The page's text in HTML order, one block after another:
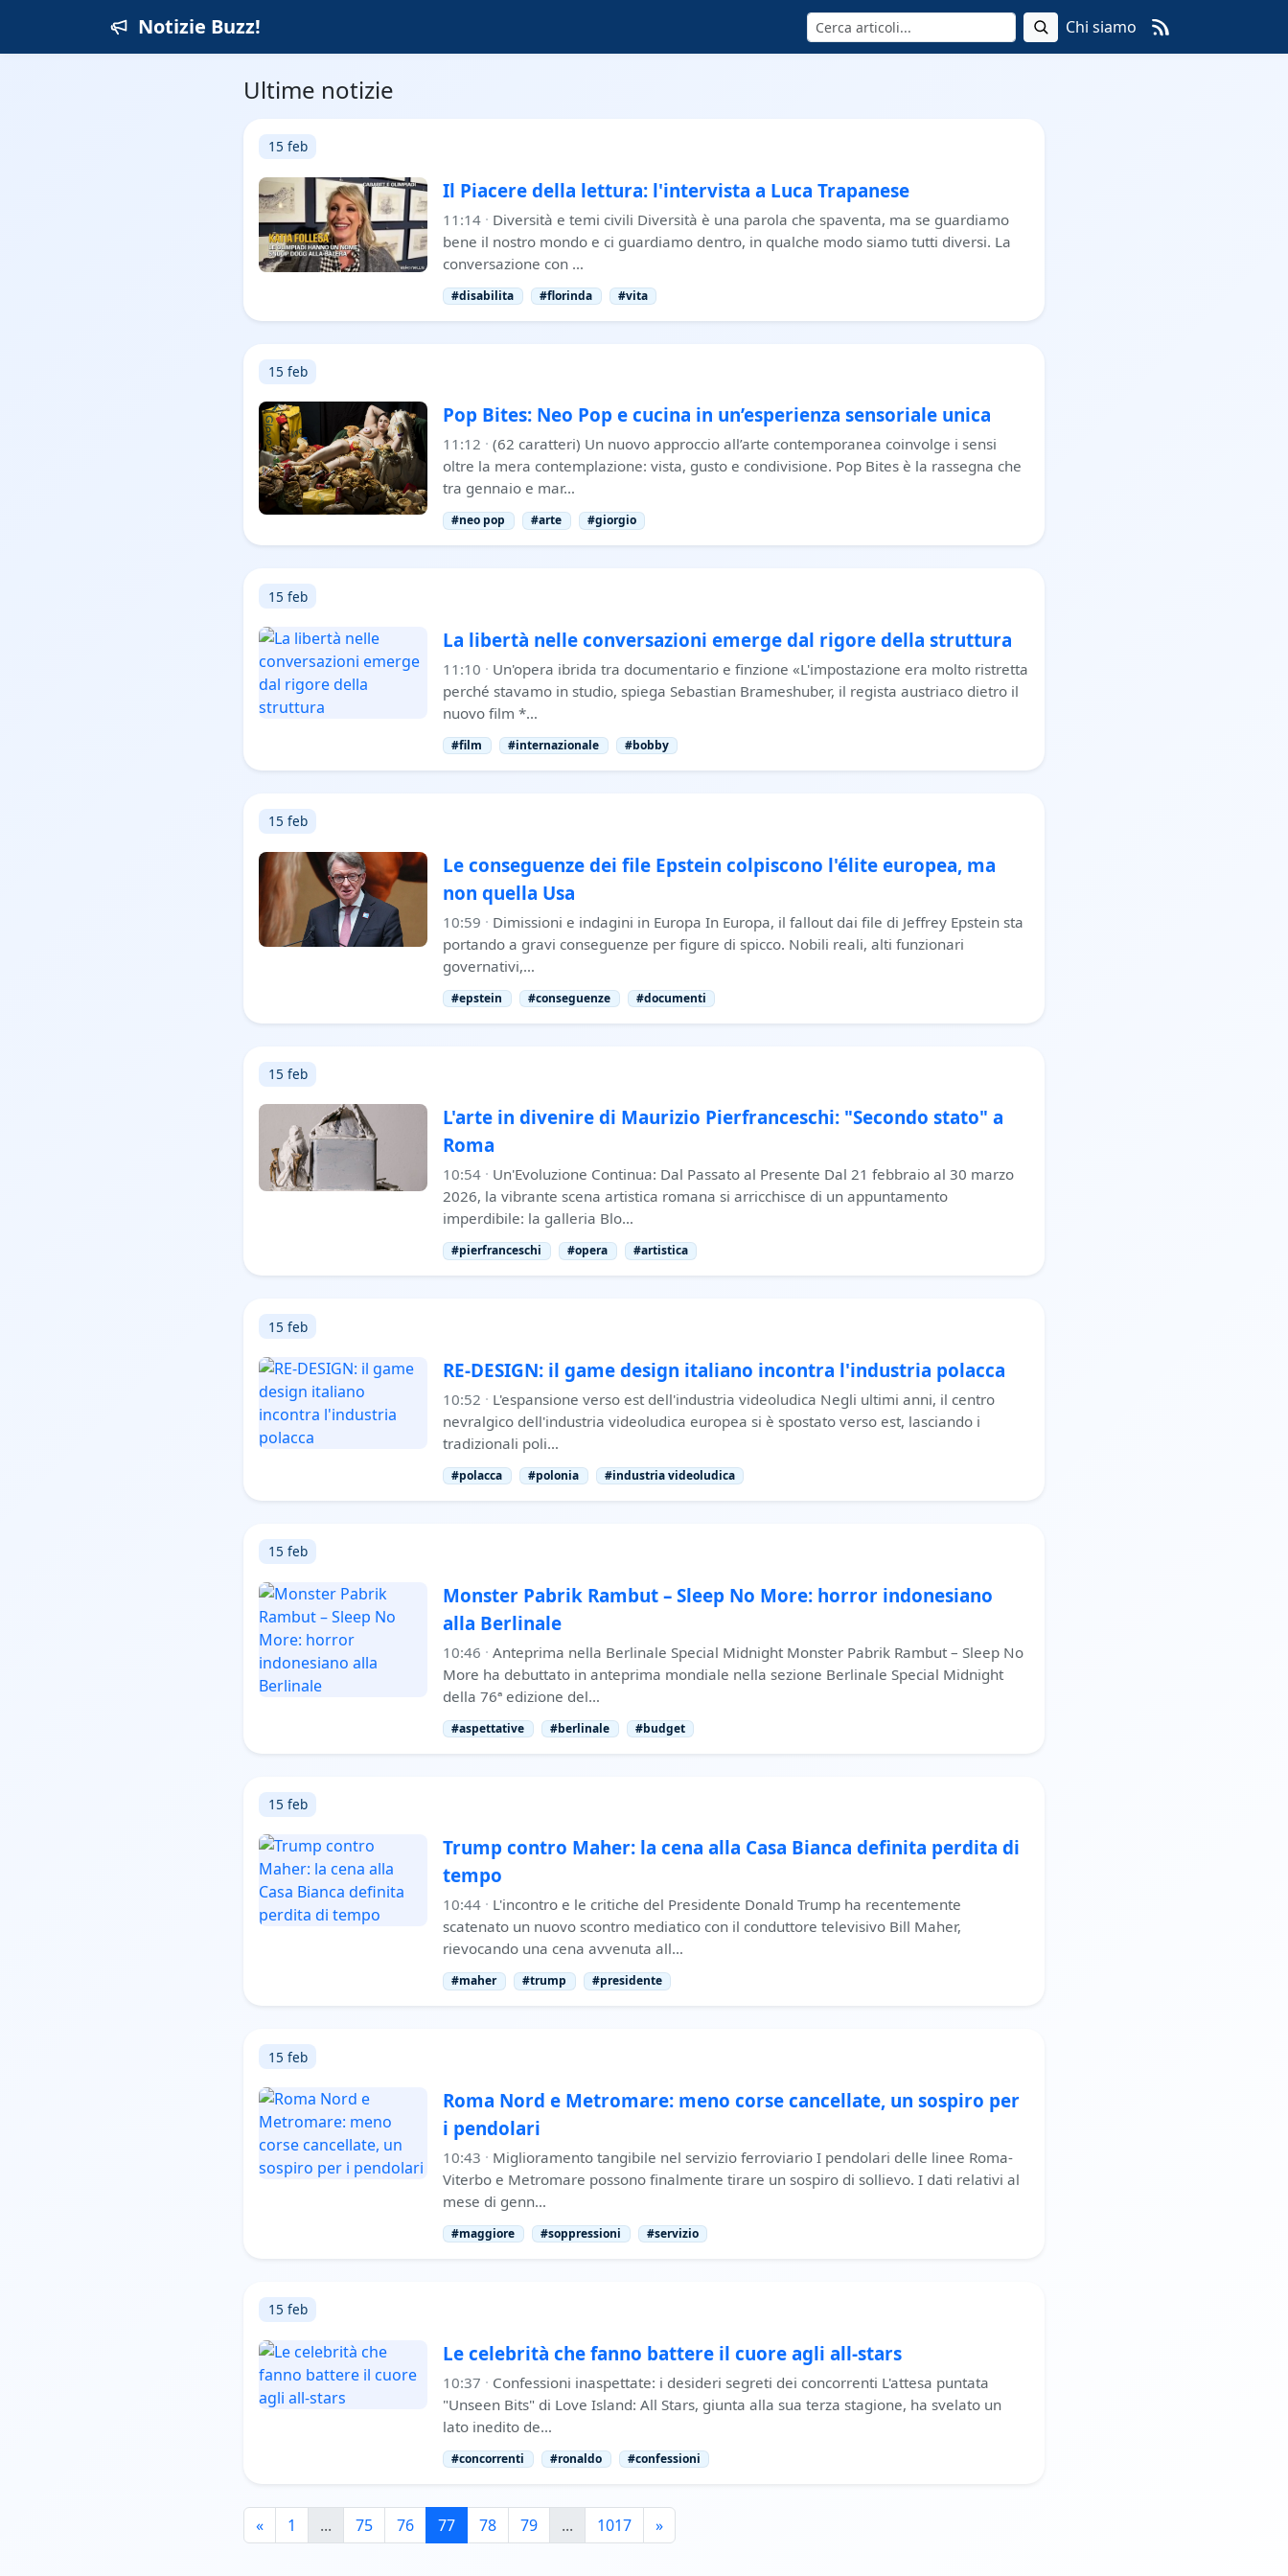
Notizie Buzz! Cerca Chi siamo
Ultime notizie
15 feb
Il Piacere della lettura: l'intervista a Luca Trapanese
11:14 · Diversità e temi civili Diversità è una parola che spaventa, ma se guardiamo
bene il nostro mondo e ci guardiamo dentro, in qualche modo siamo tutti diversi. La
conversazione con …
#disabilita #florinda #vita
15 feb
Pop Bites: Neo Pop e cucina in un’esperienza sensoriale unica
11:12 · (62 caratteri) Un nuovo approccio all’arte contemporanea coinvolge i sensi
oltre la mera contemplazione: vista, gusto e condivisione. Pop Bites è la rassegna che
tra gennaio e mar…
#neo pop #arte #giorgio
15 feb
La libertà nelle conversazioni emerge dal rigore della struttura
11:10 · Un'opera ibrida tra documentario e finzione «L'impostazione era molto ristretta
perché stavamo in studio, spiega Sebastian Brameshuber, il regista austriaco dietro il
nuovo film *…
#film #internazionale #bobby
15 feb
Le conseguenze dei file Epstein colpiscono l'élite europea, ma
non quella Usa
10:59 · Dimissioni e indagini in Europa In Europa, il fallout dai file di Jeffrey Epstein sta
portando a gravi conseguenze per figure di spicco. Nobili reali, alti funzionari
governativi,…
#epstein #conseguenze #documenti
15 feb
L'arte in divenire di Maurizio Pierfranceschi: "Secondo stato" a
Roma
10:54 · Un'Evoluzione Continua: Dal Passato al Presente Dal 21 febbraio al 30 marzo
2026, la vibrante scena artistica romana si arricchisce di un appuntamento
imperdibile: la galleria Blo…
#pierfranceschi #opera #artistica
15 feb
RE-DESIGN: il game design italiano incontra l'industria polacca
10:52 · L'espansione verso est dell'industria videoludica Negli ultimi anni, il centro
nevralgico dell'industria videoludica europea si è spostato verso est, lasciando i
tradizionali poli…
#polacca #polonia #industria videoludica
15 feb
Monster Pabrik Rambut – Sleep No More: horror indonesiano
alla Berlinale
10:46 · Anteprima nella Berlinale Special Midnight Monster Pabrik Rambut – Sleep No
More ha debuttato in anteprima mondiale nella sezione Berlinale Special Midnight
della 76ª edizione del…
#aspettative #berlinale #budget
15 feb
Trump contro Maher: la cena alla Casa Bianca definita perdita di
tempo
10:44 · L'incontro e le critiche del Presidente Donald Trump ha recentemente
scatenato un nuovo scontro mediatico con il conduttore televisivo Bill Maher,
rievocando una cena avvenuta all…
#maher #trump #presidente
15 feb
Roma Nord e Metromare: meno corse cancellate, un sospiro per
i pendolari
10:43 · Miglioramento tangibile nel servizio ferroviario I pendolari delle linee Roma-
Viterbo e Metromare possono finalmente tirare un sospiro di sollievo. I dati relativi al
mese di genn…
#maggiore #soppressioni #servizio
15 feb
Le celebrità che fanno battere il cuore agli all-stars
10:37 · Confessioni inaspettate: i desideri segreti dei concorrenti L'attesa puntata
"Unseen Bits" di Love Island: All Stars, giunta alla sua terza stagione, ha svelato un
lato inedito de…
#concorrenti #ronaldo #confessioni
« 1 ... 75 76 77 78 79 ... 1017 »